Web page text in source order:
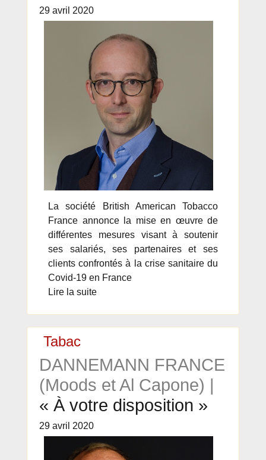
29 avril 2020
La société British American Tobacco
France annonce la mise en œuvre de
différentes mesures visant à soutenir
ses salariés, ses partenaires et ses
clients confrontés à la crise sanitaire du
Covid-19 en France
Lire la suite
Tabac
DANNEMANN FRANCE
(Moods et Al Capone) |
« À votre disposition »
29 avril 2020